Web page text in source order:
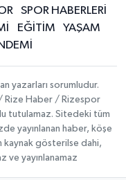
SPOR HABERLERİ
EĞİTİM
YAŞAM
yazarları sorumludur.
Rize Haber / Rizespor
tutulamaz. Sitedeki tüm
yayınlanan haber, köşe
kaynak gösterilse dahi,
ve yayınlanamaz